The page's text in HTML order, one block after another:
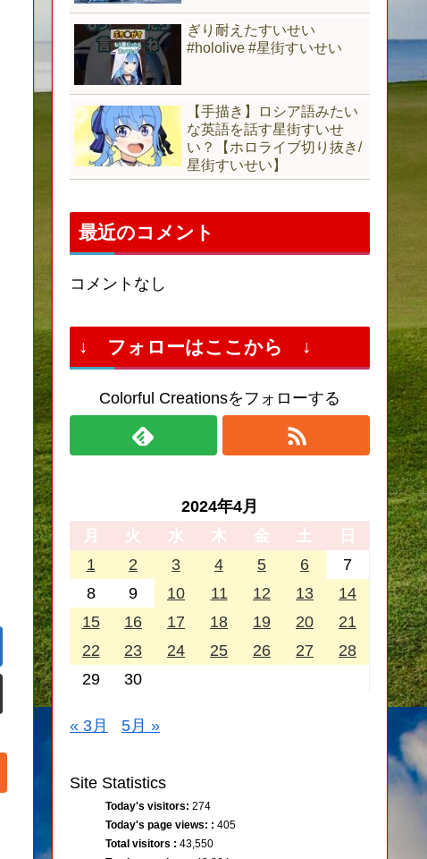
ぎり耐えたすいせい
#hololive #星街すいせい
【手描き】ロシア語みたい
な英語を話す星街すいせ
い？【ホロライブ切り抜き/
星街すいせい】
最近のコメント
コメントなし
↓ フォローはここから ↓
Colorful Creationsをフォローする
2024年4月
月
火 水 木 金 土
日
1
2 3 4 5 6
7
8
9 10 11 12 13
14
15
16 17 18 19 20
21
22
23 24 25 26 27
28
29
30
« 3月 5月 »
Site Statistics
Today's visitors: 274
Today's page views: : 405
Total visitors : 43,550